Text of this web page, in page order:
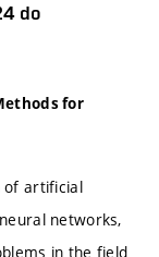
do
for
of artificial
networks,
in the field